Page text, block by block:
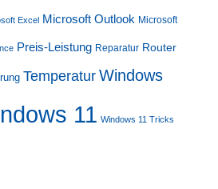
Excel Microsoft Outlook Microsoft
Preis-Leistung Reparatur Router
Temperatur Windows
11 Windows 11 Tricks